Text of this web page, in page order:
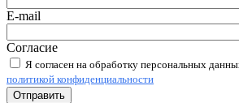
E-mail
Согласие
Я согласен на обработку персональных
политикой конфиденциальности
Отправить